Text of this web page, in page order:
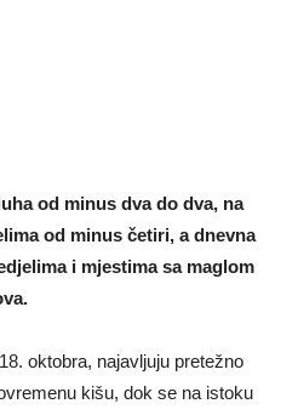
od minus dva do dva, na
od minus četiri, a dnevna
i mjestima sa maglom
oktobra, najavljuju pretežno
kišu, dok se na istoku